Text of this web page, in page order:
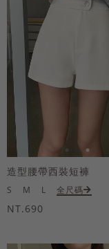
造型腰帶西裝短褲
S M L 全尺碼
NT.690